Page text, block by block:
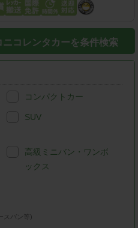
コレンタカーを条件検索
コンパクトカー
SUV
高級ミニバン・ワンボ
ックス
スバン等)